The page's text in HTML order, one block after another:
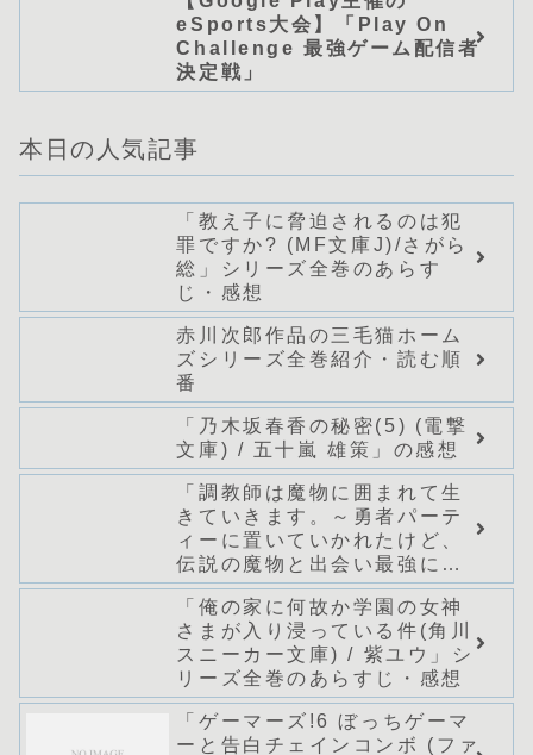
eSports大会】「Play On
Challenge 最強ゲーム配信者
決定戦」
本日の人気記事
「教え子に脅迫されるのは犯
罪ですか? (MF文庫J)/さがら
総」シリーズ全巻のあらす
じ・感想
赤川次郎作品の三毛猫ホーム
ズシリーズ全巻紹介・読む順
番
「乃木坂春香の秘密(5) (電撃
文庫) / 五十嵐 雄策」の感想
「調教師は魔物に囲まれて生
きていきます。～勇者パーテ
ィーに置いていかれたけど、
伝説の魔物と出会い最強にな
ってた～(グラストNOVELS)/
七篠龍」シリーズ全巻のあら
すじ・感想
「俺の家に何故か学園の女神
さまが入り浸っている件(角川
スニーカー文庫) / 紫ユウ」シ
リーズ全巻のあらすじ・感想
「ゲーマーズ!6 ぼっちゲーマ
ーと告白チェインコンボ (ファ